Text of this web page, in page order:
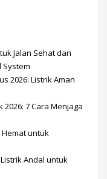
Jalan Sehat dan
System
2026: Listrik Aman
7 Cara Menjaga
Hemat untuk
Andal untuk